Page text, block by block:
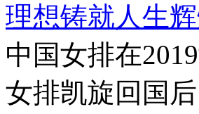
理想铸就人生
中国女排在
女排凯旋回国